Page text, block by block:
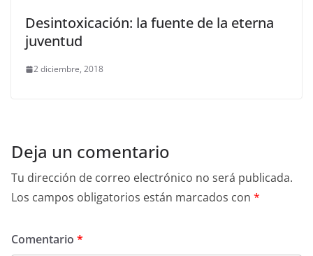
Desintoxicación: la fuente de la eterna
juventud
2 diciembre, 2018
Deja un comentario
Tu dirección de correo electrónico no será publicada.
Los campos obligatorios están marcados con *
Comentario *